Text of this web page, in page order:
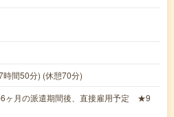
間50分) (休憩70分)
ヶ月の派遣期間後、直接雇用予定 ★9